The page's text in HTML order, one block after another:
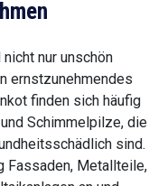
nur unschön
ernstzunehmendes
finden sich häufig
Schimmelpilze, die
sind.
Fassaden, Metallteile,